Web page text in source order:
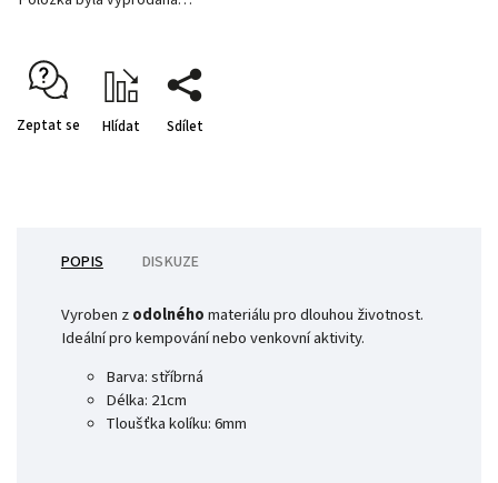
Zeptat se Hlídat Sdílet
POPIS DISKUZE
Vyroben zodolnéhomateriálu pro dlouhou životnost.
Ideální pro kempování nebo venkovní aktivity.
Barva: stříbrná
Délka: 21cm
Tloušťka kolíku: 6mm